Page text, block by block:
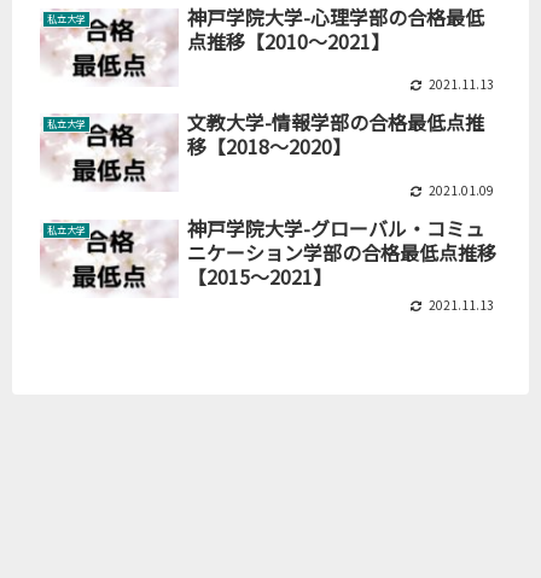
私立大学
神戸学院大学-心理学部の合格最低
点推移【2010～2021】
2021.11.13
私立大学
文教大学-情報学部の合格最低点推
移【2018～2020】
2021.01.09
私立大学
神戸学院大学-グローバル・コミュ
ニケーション学部の合格最低点推移
【2015～2021】
2021.11.13